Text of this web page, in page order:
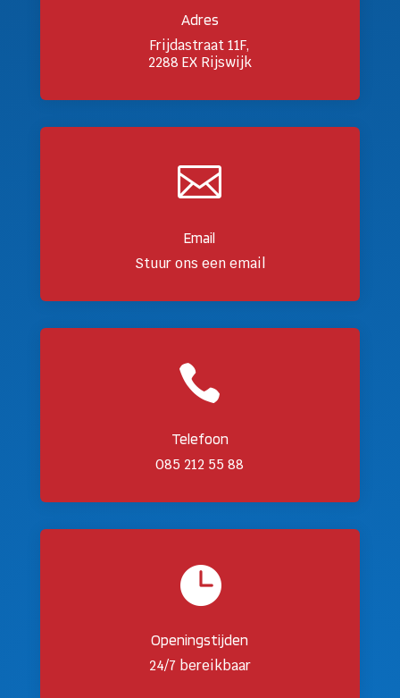
Adres
Frijdastraat 11F,
2288 EX Rijswijk

Email
Stuur ons een email

Telefoon
085 212 55 88

Openingstijden
24/7 bereikbaar